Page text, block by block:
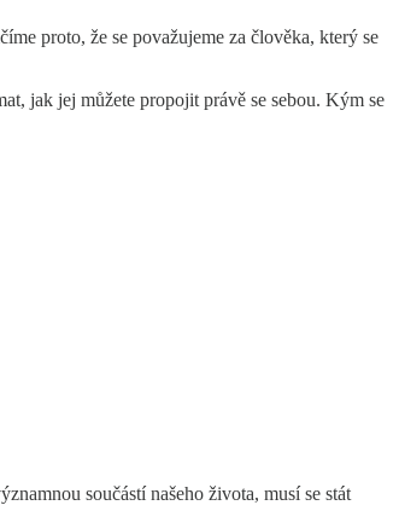
proto, že se považujeme za člověka, který se
jak jej můžete propojit právě se sebou. Kým se
součástí našeho života, musí se stát